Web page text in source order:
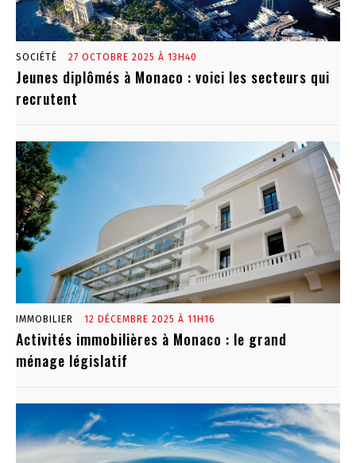
SOCIÉTÉ 27 OCTOBRE 2025 À 13H40
Jeunes diplômés à Monaco : voici les secteurs qui
recrutent
IMMOBILIER 12 DÉCEMBRE 2025 À 11H16
Activités immobilières à Monaco : le grand
ménage législatif